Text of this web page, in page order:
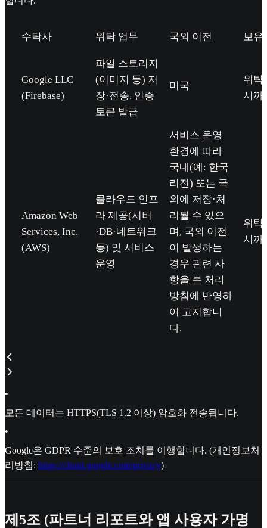
수탁사 위탁 업무 국외 이전 보유
Google LLC
(Firebase)
파일 스토리지
(이미지 등) 저
장·전송, 인증
토큰 발급
미국
위탁
시까
Amazon Web
Services, Inc.
(AWS)
클라우드 인프
라 제공(서버
·DB·네트워크
등) 및 서비스
운영
서비스 운영
환경에 따라
국내(예: 한국
리전) 또는 국
외에 저장·처
리될 수 있으
며, 국외 이전
이 발생하는
경우 관련 사
항을 본 처리
방침에 반영하
여 고지합니
다.
위탁
시까
•
모든 데이터는 HTTPS(TLS 1.2 이상) 암호화 전송됩니다.
•
Google은 GDPR 수준의 보호 조치를 이행합니다. (개인정보처
리방침: https://cloud.google.com/privacy)
제5조 (파트너 리포트와 앱 사용자 가명